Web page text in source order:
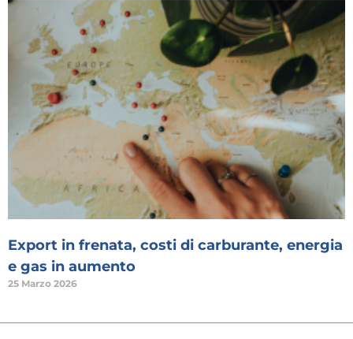
Export in frenata, costi di carburante, energia
e gas in aumento
25 Marzo 2026